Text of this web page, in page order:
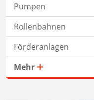
Pumpen
Rollenbahnen
Förderanlagen
Mehr